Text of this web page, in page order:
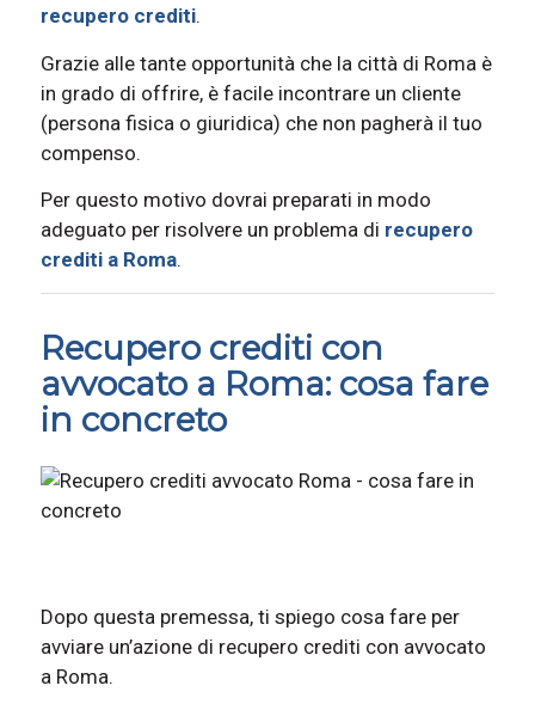
recupero crediti.
Grazie alle tante opportunità che la città di Roma è
in grado di offrire, è facile incontrare un cliente
(persona fisica o giuridica) che non pagherà il tuo
compenso.
Per questo motivo dovrai preparati in modo
adeguato per risolvere un problema di recupero
crediti a Roma.
Recupero crediti con
avvocato a Roma: cosa fare
in concreto
Dopo questa premessa, ti spiego cosa fare per
avviare un’azione di recupero crediti con avvocato
a Roma.